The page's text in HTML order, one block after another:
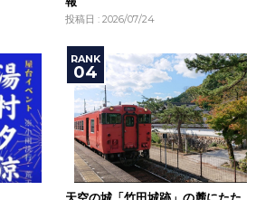
投稿日 : 2026/07/24